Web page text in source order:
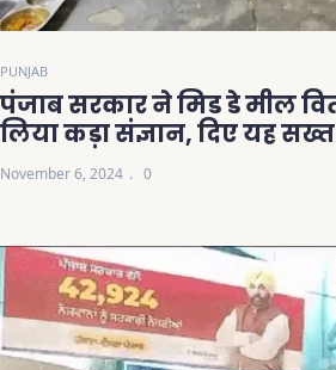
PUNJAB
पंजाब सरकार ने मिड डे मील
लिया कड़ा संज्ञान, दिए यह
November 6, 2024 0